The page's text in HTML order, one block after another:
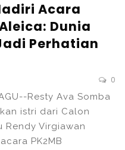
Acara
Dunia
Perhatian
0
Resty Ava Somba
istri dari Calon
Rendy Virgiawan
PK2MB